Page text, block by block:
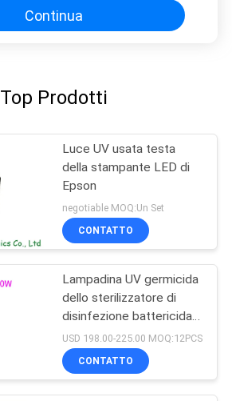
Continua
Top Prodotti
Luce UV usata testa
della stampante LED di
Epson
negotiable MOQ:Un Set
CONTATTO
Lampadina UV germicida
dello sterilizzatore di
disinfezione battericida
UV-C portatile 254nm di
luce UV
USD 198.00-225.00 MOQ:12PCS
CONTATTO